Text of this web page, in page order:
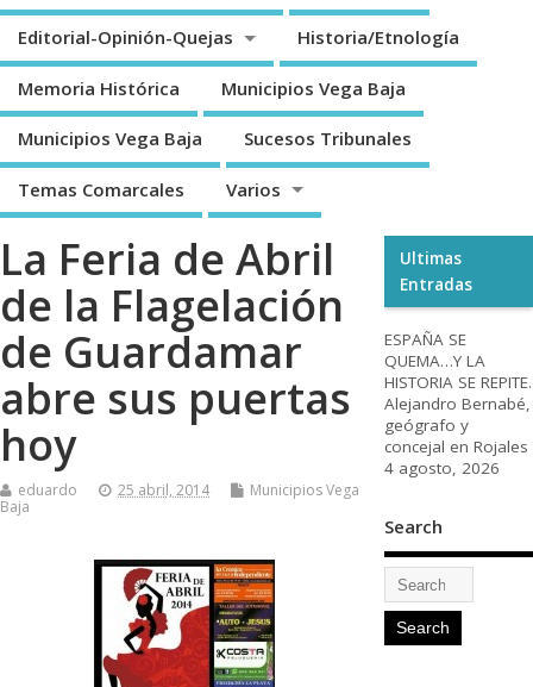
Editorial-Opinión-Quejas Historia/Etnología
Memoria Histórica Municipios Vega Baja
Municipios Vega Baja Sucesos Tribunales
Temas Comarcales Varios
La Feria de Abril
de la Flagelación
de Guardamar
abre sus puertas
hoy
eduardo 25 abril, 2014
Municipios Vega
Baja
Ultimas
Entradas
ESPAÑA SE
QUEMA…Y LA
HISTORIA SE REPITE.
Alejandro Bernabé,
geógrafo y
concejal en Rojales
4 agosto, 2026
Search